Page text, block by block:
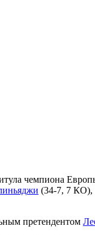
чемпиона
(34-7, 7 КО),
претендентом